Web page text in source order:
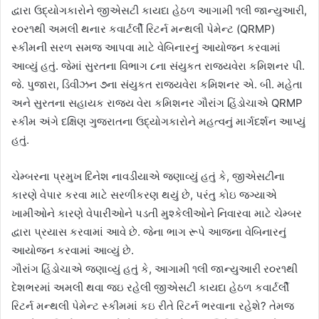
દ્વારા ઉદ્યોગકારોને જીએસટી કાયદા હેઠળ આગામી ૧લી જાન્યુઆરી,
ર૦ર૧થી અમલી થનાર કવાર્ટર્લી રિટર્ન મન્થલી પેમેન્ટ (QRMP)
સ્કીમની સરળ સમજ આપવા માટે વેબિનારનું આયોજન કરવામાં
આવ્યું હતું. જેમાં સુરતના વિભાગ ૮ના સંયુકત રાજ્યવેરા કમિશનર પી.
જે. પુજારા, ડિવીઝન ૭ના સંયુકત રાજ્યવેરા કમિશનર એ. બી. મહેતા
અને સુરતના સહાયક રાજ્ય વેરા કમિશનર ગૌરાંગ હિંડોચાએ QRMP
સ્કીમ અંગે દક્ષિણ ગુજરાતના ઉદ્યોગકારોને મહત્વનું માર્ગદર્શન આપ્યું
હતું.
ચેમ્બરના પ્રમુખ દિનેશ નાવડીયાએ જણાવ્યું હતું કે, જીએસટીના
કારણે વેપાર કરવા માટે સરળીકરણ થયું છે, પરંતુ કોઇ જગ્યાએ
ખામીઓને કારણે વેપારીઓને પડતી મુશ્કેલીઓને નિવારવા માટે ચેમ્બર
દ્વારા પ્રયાસ કરવામાં આવે છે. જેના ભાગ રૂપે આજના વેબિનારનું
આયોજન કરવામાં આવ્યું છે.
ગૌરાંગ હિંડોચાએ જણાવ્યું હતું કે, આગામી ૧લી જાન્યુઆરી ર૦ર૧થી
દેશભરમાં અમલી થવા જઇ રહેલી જીએસટી કાયદા હેઠળ કવાર્ટર્લી
રિટર્ન મન્થલી પેમેન્ટ સ્કીમમાં કઇ રીતે રિટર્ન ભરવાના રહેશે? તેમજ